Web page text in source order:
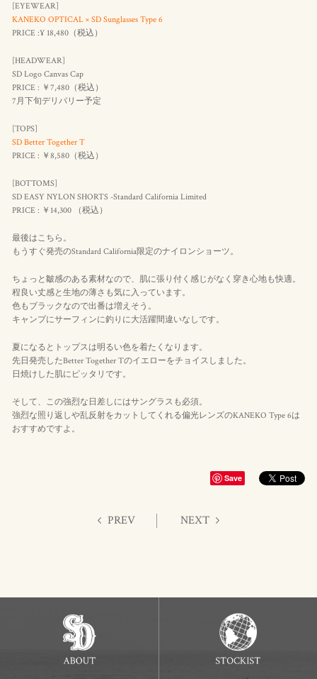
[EYEWEAR]
KANEKO OPTICAL × SD Sunglasses Type 6
PRICE :¥ 18,480（税込 ）
[HEADWEAR]
SD Logo Canvas Cap
PRICE : ￥7,480（税込 ）
7月下旬デリバリー予定
[TOPS]
SD Better Together T
PRICE : ￥8,580（税込 ）
[BOTTOMS]
SD EASY NYLON SHORTS -Standard California Limited
PRICE : ￥14,300 （税込 ）
最後はこちら。
もうすぐ発売のStandard California限定のナイロンショーツ。
ちょっと皺感のある素材なので、肌に張り付く感じがなく穿き心地も快適。
程良い丈感と生地の薄さも気に入っています。
色もブラックなので出番は増えそう。
キャンプにサーフィンに釣りに大活躍間違いなしです。
夏になるとトップスは明るい色を着たくなります。
先日発売したBetter Together Tのイエローをチョイスしました。
日焼けした肌にピッタリです。
そして、この強烈な日差しにはサングラスも必須。
強烈な照り返しや乱反射をカットしてくれる偏光レンズのKANEKO Type 6は
おすすめですよ。
Save
PREV NEXT